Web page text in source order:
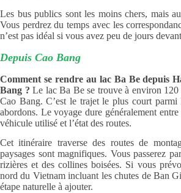
Les bus publics sont les moins chers, mais
Vous perdrez du temps avec les
n’est pas idéal si vous avez peu de jours
Depuis Cao Bang
Comment se rendre au lac Ba Be depuis
Bang ? Le lac Ba Be se trouve à environ
Cao Bang. C’est le trajet le plus court
abordons. Le voyage dure généralement
véhicule utilisé et l’état des routes.
Cet itinéraire traverse des routes de
paysages sont magnifiques. Vous passerez
rizières et des collines boisées. Si vous
nord du Vietnam incluant les chutes de Ban
étape naturelle à ajouter.